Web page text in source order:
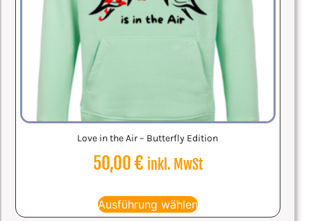
Love in the Air – Butterfly Edition
50,00€ inkl. MwSt
Ausführung wählen